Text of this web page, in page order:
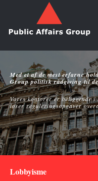
Med et af de mest erfarne
Group politisk rådgiving til
Vores kontorer er beliggende
løser reguleringsopgaver
Lobbyisme